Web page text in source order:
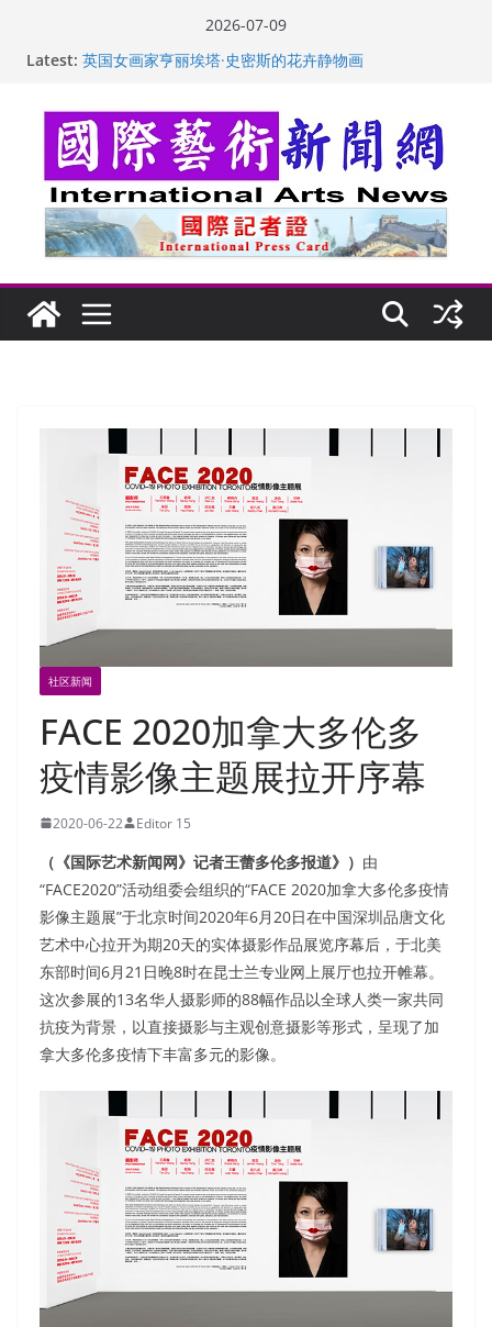
2026-07-09
Latest: “梵心”归处：一场展览 连着攀枝花的千里乡愁
美国人
玛丽安娜·卡拉切娃的绘画：幽默和难以言喻的快乐
苏方 ：“字”得其乐
社区新闻
FACE 2020加拿大多伦多
疫情影像主题展拉开序幕
2020-06-22 Editor 15
（《国际艺术新闻网》记者王蕾多伦多报道》） 由
“FACE2020”活动组委会组织的“FACE 2020加拿大多伦多疫情
影像主题展”于北京时间2020年6月20日在中国深圳品唐文化
艺术中心拉开为期20天的实体摄影作品展览序幕后，于北美
东部时间6月21日晚8时在昆士兰专业网上展厅也拉开帷幕。
这次参展的13名华人摄影师的88幅作品以全球人类一家共同
抗疫为背景，以直接摄影与主观创意摄影等形式，呈现了加
拿大多伦多疫情下丰富多元的影像。